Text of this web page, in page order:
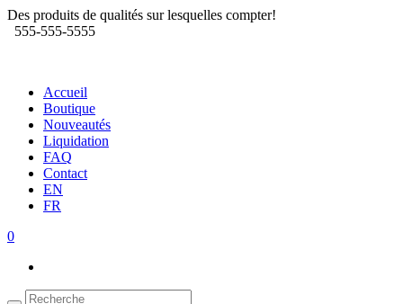
Des produits de qualités sur lesquelles compter!
555-555-5555
Accueil
Boutique
Nouveautés
Liquidation
FAQ
Contact
EN
FR
0